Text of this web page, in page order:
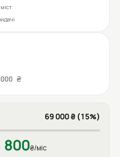
міст
₴
69 000 ₴ (15%)
800₴/міс